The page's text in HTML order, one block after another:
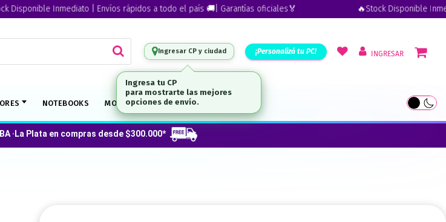
Inmediato | Envíos rápidos a todo el país 🚚| Garantías oficiales🏅 🔥Stock Disponible
Ingresar CP y ciudad ¡Personalizá tu PC! INGRESAR
NOTEBOOKS MONITORES OUTLET
·La Plata en compras desde $300.000*
Ingresa tu CP
para mostrarte las mejores
opciones de envío.